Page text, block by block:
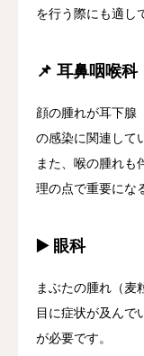
を行う際にも適し
📌 耳鼻咽喉科
顔の腫れが耳下腺
の感染に関連して
また、喉の腫れも
理の点で重要にな
▶️ 眼科
まぶたの腫れ（麦
目に症状が及んで
が必要です。